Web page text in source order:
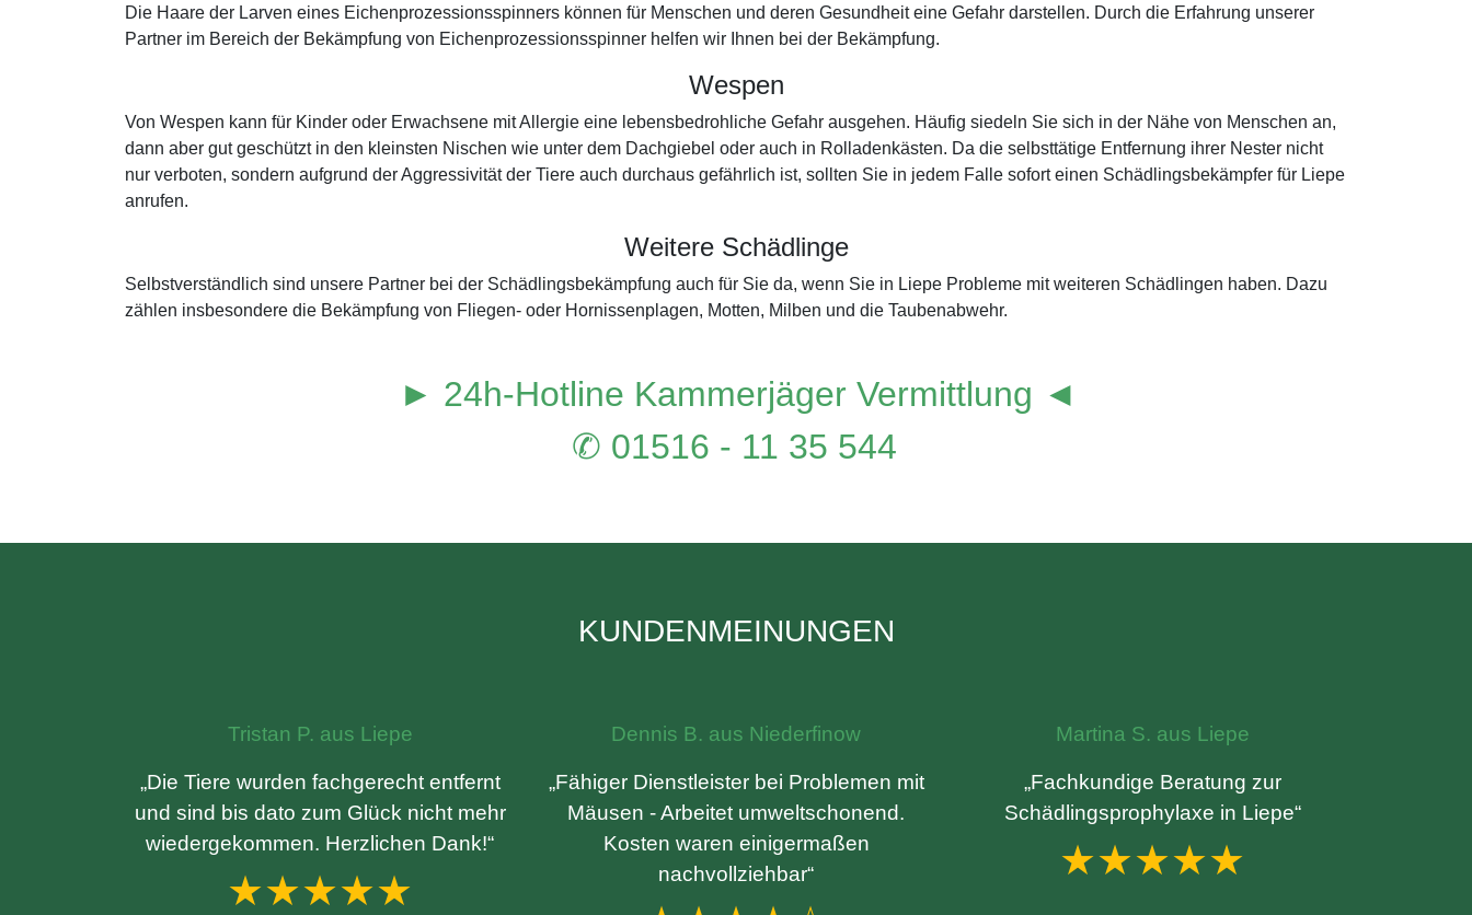
Die Haare der Larven eines Eichenprozessionsspinners können für Menschen und deren Gesundheit eine Gefahr darstellen. Durch die Erfahrung unserer
Partner im Bereich der Bekämpfung von Eichenprozessionsspinner helfen wir Ihnen bei der Bekämpfung.
Wespen
Von Wespen kann für Kinder oder Erwachsene mit Allergie eine lebensbedrohliche Gefahr ausgehen. Häufig siedeln Sie sich in der Nähe von Menschen an,
dann aber gut geschützt in den kleinsten Nischen wie unter dem Dachgiebel oder auch in Rolladenkästen. Da die selbsttätige Entfernung ihrer Nester nicht
nur verboten, sondern aufgrund der Aggressivität der Tiere auch durchaus gefährlich ist, sollten Sie in jedem Falle sofort einen Schädlingsbekämpfer für Liepe
anrufen.
Weitere Schädlinge
Selbstverständlich sind unsere Partner bei der Schädlingsbekämpfung auch für Sie da, wenn Sie in Liepe Probleme mit weiteren Schädlingen haben. Dazu
zählen insbesondere die Bekämpfung von Fliegen- oder Hornissenplagen, Motten, Milben und die Taubenabwehr.
► 24h-Hotline Kammerjäger Vermittlung ◄
✆ 01516 - 11 35 544
KUNDENMEINUNGEN
Tristan P. aus Liepe
„Die Tiere wurden fachgerecht entfernt
und sind bis dato zum Glück nicht mehr
wiedergekommen. Herzlichen Dank!“
★★★★★
Dennis B. aus Niederfinow
„Fähiger Dienstleister bei Problemen mit
Mäusen - Arbeitet umweltschonend.
Kosten waren einigermaßen
nachvollziehbar“
Martina S. aus Liepe
„Fachkundige Beratung zur
Schädlingsprophylaxe in Liepe“
★★★★★